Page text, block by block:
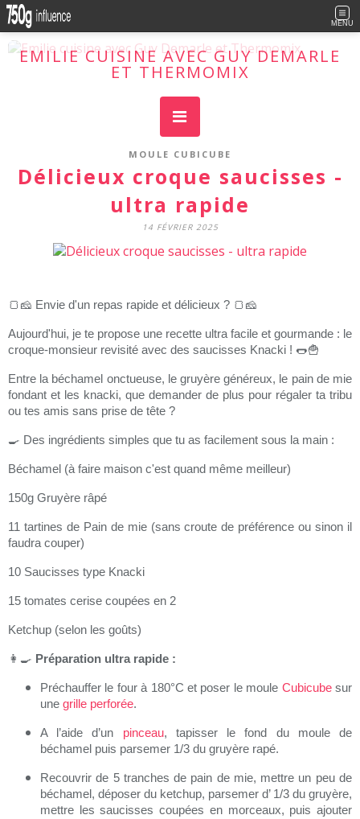
MENU
EMILIE CUISINE AVEC GUY DEMARLE
ET THERMOMIX
Cuisine facile, plaisir maxi !
MOULE CUBICUBE
Délicieux croque saucisses -
ultra rapide
14 FÉVRIER 2025
🍞🧀 Envie d'un repas rapide et délicieux ? 🍞🧀
Aujourd'hui, je te propose une recette ultra facile et gourmande : le
croque-monsieur revisité avec des saucisses Knacki ! 🌭🍟
Entre la béchamel onctueuse, le gruyère généreux, le pain de mie
fondant et les knacki, que demander de plus pour régaler ta tribu
ou tes amis sans prise de tête ?
🍳 Des ingrédients simples que tu as facilement sous la main :
Béchamel (à faire maison c'est quand même meilleur)
150g Gruyère râpé
11 tartines de Pain de mie (sans croute de préférence ou sinon il
faudra couper)
10 Saucisses type Knacki
15 tomates cerise coupées en 2
Ketchup (selon les goûts)
👩‍🍳 Préparation ultra rapide :
Préchauffer le four à 180°C et poser le moule Cubicubesur
une grille perforée.
A l’aide d’un pinceau, tapisser le fond du moule de
béchamel puis parsemer 1/3 du gruyère rapé.
Recouvrir de 5 tranches de pain de mie, mettre un peu de
béchamel, déposer du ketchup, parsemer d’ 1/3 du gruyère,
mettre les saucisses coupées en morceaux, puis ajouter